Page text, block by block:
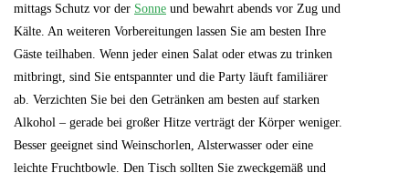
mittags Schutz vor der Sonne und bewahrt abends vor Zug und
Kälte. An weiteren Vorbereitungen lassen Sie am besten Ihre
Gäste teilhaben. Wenn jeder einen Salat oder etwas zu trinken
mitbringt, sind Sie entspannter und die Party läuft familiärer
ab. Verzichten Sie bei den Getränken am besten auf starken
Alkohol – gerade bei großer Hitze verträgt der Körper weniger.
Besser geeignet sind Weinschorlen, Alsterwasser oder eine
leichte Fruchtbowle. Den Tisch sollten Sie zweckgemäß und